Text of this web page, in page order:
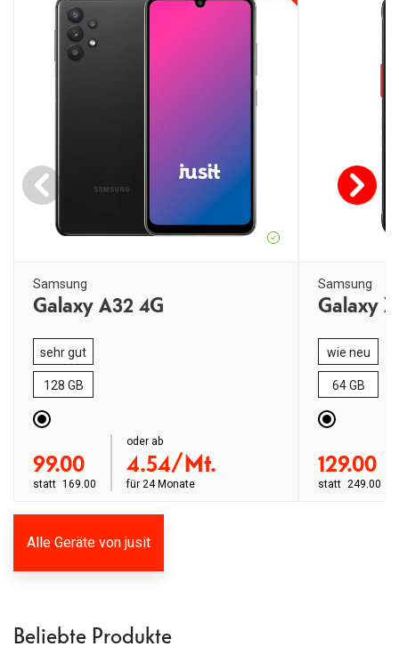
Samsung
Galaxy A32 4G
sehr gut
128 GB
99.00
statt 169.00
oder ab
4.54/Mt.
für 24 Monate
Samsung
Galaxy
wie neu
64 GB
129.00
statt 249.00
Alle Geräte von jusit
Beliebte Produkte